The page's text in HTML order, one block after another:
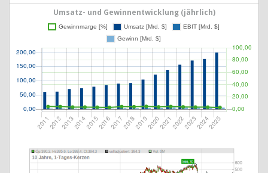
Umsatz- und Gewinnentwicklung (jährlich)